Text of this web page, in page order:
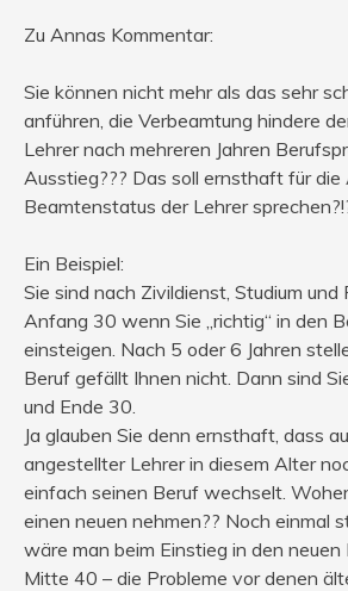
Zu Annas Kommentar:
Sie können nicht mehr als das sehr
anführen, die Verbeamtung hindere
Lehrer nach mehreren Jahren
Ausstieg??? Das soll ernsthaft für
Beamtenstatus der Lehrer
Ein Beispiel:
Sie sind nach Zivildienst, Studium
Anfang 30 wenn Sie „richtig“ in den
einsteigen. Nach 5 oder 6 Jahren
Beruf gefällt Ihnen nicht. Dann sind
und Ende 30.
Ja glauben Sie denn ernsthaft, dass
angestellter Lehrer in diesem Alter
einfach seinen Beruf wechselt.
einen neuen nehmen?? Noch einmal
wäre man beim Einstieg in den neuen
Mitte 40 – die Probleme vor denen